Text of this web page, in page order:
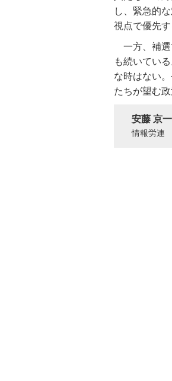
し、緊急的
視点で優先す
一方、補
も続いてい
な時はない
たちが望む政
安藤 京
情報労連